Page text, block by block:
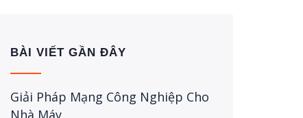
BÀI VIẾT GẦN ĐÂY
Giải Pháp Mạng Công Nghiệp Cho
Nhà Máy